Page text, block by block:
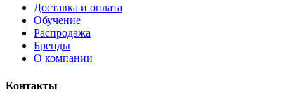
Доставка и оплата
Обучение
Распродажа
Бренды
О компании
Контакты